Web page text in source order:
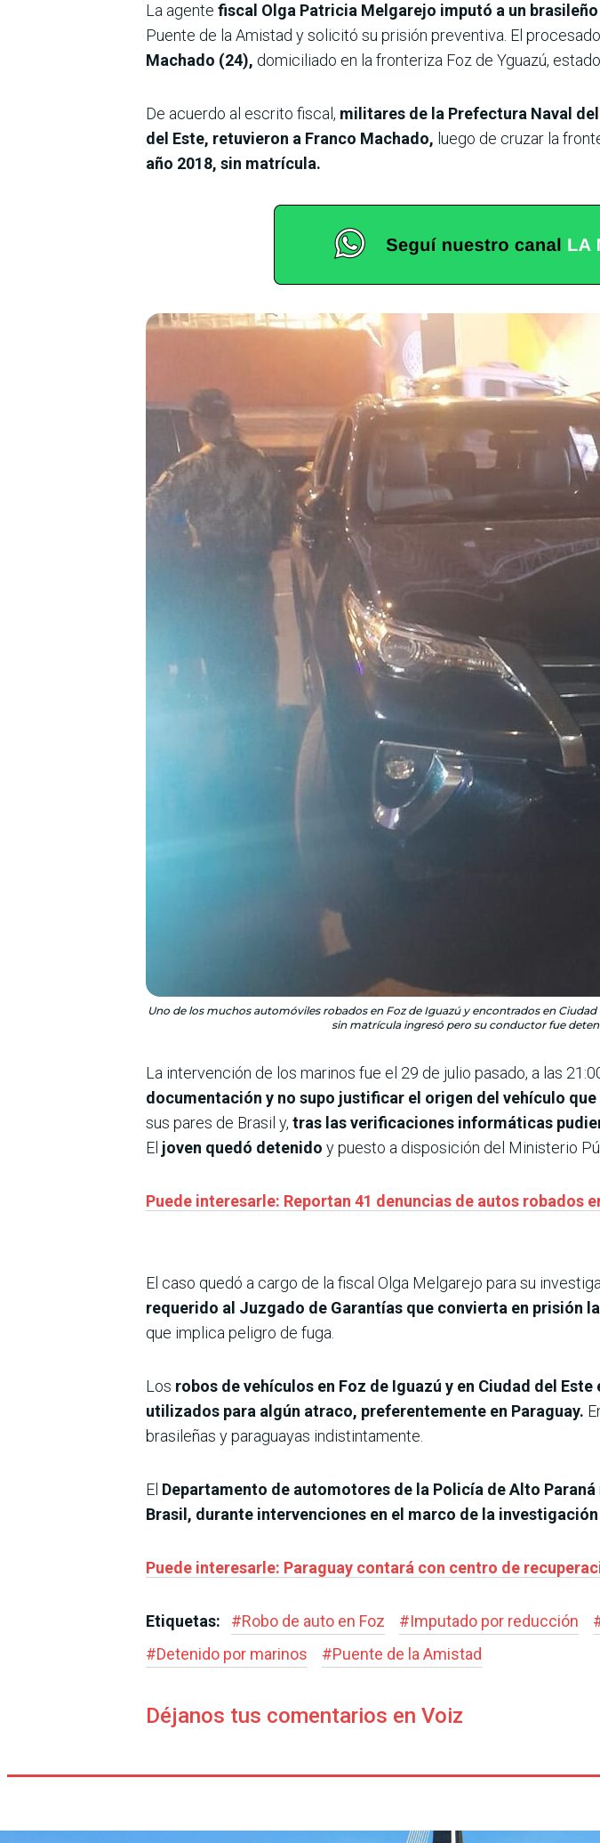
La agente fiscal Olga Patricia Melgarejo imputó a un
Puente de la Amistad y solicitó su prisión preventiva. El
Machado (24), domiciliado en la fronteriza Foz de Yguazú, estado
De acuerdo al escrito fiscal, militares de la Prefectura Naval
del Este, retuvieron a Franco Machado, luego de cruzar la
año 2018, sin matrícula.
Uno de los muchos automóviles robados en Foz de Iguazú y encontrados en
sin matrícula ingresó pero su conductor fue
La intervención de los marinos fue el 29 de julio pasado, a las
documentación y no supo justificar el origen del vehículo
sus pares de Brasil y, tras las verificaciones informáticas
El joven quedó detenido y puesto a disposición del Ministerio
Puede interesarle: Reportan 41 denuncias de autos robados
El caso quedó a cargo de la fiscal Olga Melgarejo para su
requerido al Juzgado de Garantías que convierta en prisión
que implica peligro de fuga.
Los robos de vehículos en Foz de Iguazú y en Ciudad del
utilizados para algún atraco, preferentemente en Paraguay.
brasileñas y paraguayas indistintamente.
El Departamento de automotores de la Policía de Alto Paraná
Brasil, durante intervenciones en el marco de la
Puede interesarle: Paraguay contará con centro de
Etiquetas: #Robo de auto en Foz #Imputado por reducción
#Detenido por marinos #Puente de la Amistad
Déjanos tus comentarios en Voiz